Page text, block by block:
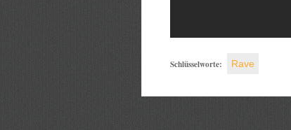
Schlüsselworte: Rave